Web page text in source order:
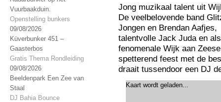
Vuurbaakduin.
Openstelling bunkers
09/08/2026
Küverbunker 451 –
Gaasterbos
Gratis Thema Rondleiding
09/08/2026
Beeldenpark Een Zee van
Staal
DJ Bahia Bounce
Jong muzikaal talent uit
De veelbelovende band
Jongen en Brendan
talentvolle Jack Juda en
fenomenale Wijk aan
spetterend feest met de
draait tussendoor een DJ
Kaart wordt geladen...